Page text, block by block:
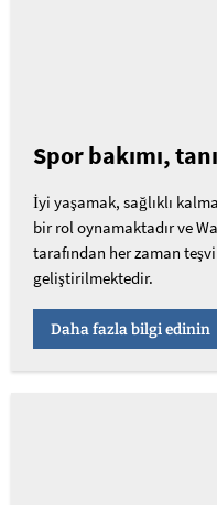
Spor bakımı,
İyi yaşamak, sağlıklı
bir rol oynamaktadır ve
tarafından her zaman
geliştirilmektedir.
Daha fazla bilgi edinin